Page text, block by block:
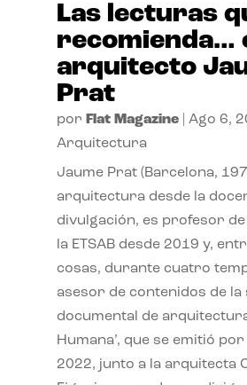
Las lecturas
recomienda…
arquitecto
Prat
por Flat Magazine| Ago 6,
Arquitectura
Jaume Prat (Barcelona,
arquitectura desde la
divulgación, es profesor
la ETSAB desde 2019 y,
cosas, durante cuatro
asesor de contenidos de la
documental de arquitectura
Humana’, que se emitió por
2022, junto a la arquitecta